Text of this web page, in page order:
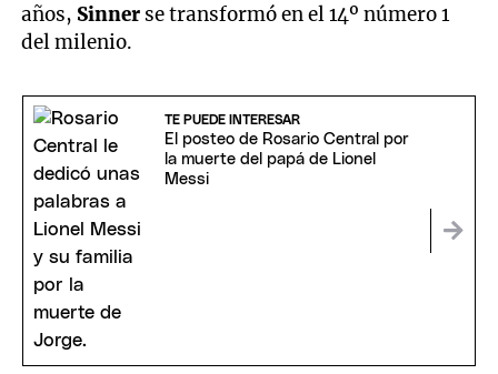
años, Sinner se transformó en el 14º número 1
del milenio.
TE PUEDE INTERESAR
El posteo de Rosario Central por
la muerte del papá de Lionel
Messi